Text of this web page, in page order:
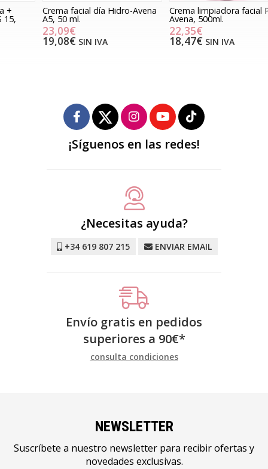
Crema facial día Hidro-Avena
A5, 50 ml.
19,08€ SIN IVA
Crema limpiadora facial Pro-
Avena, 500ml.
18,47€ SIN IVA
¡Síguenos en las redes!
¿Necesitas ayuda?
+34 619 807 215 ENVIAR EMAIL
Envío gratis en pedidos
superiores a 90€*
consulta condiciones
NEWSLETTER
Suscríbete a nuestro newsletter para recibir ofertas y
novedades exclusivas.